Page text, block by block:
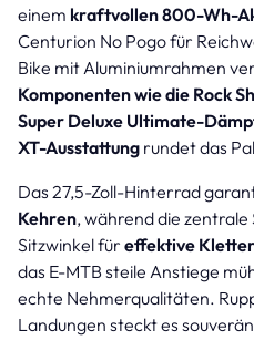
einem kraftvollen 800-Wh-
Centurion No Pogo für
Bike mit Aluminiumrahmen
Komponenten wie die Rock
Super Deluxe Ultimate-
XT-Ausstattung rundet das
Das 27,5-Zoll-Hinterrad
Kehren, während die
Sitzwinkel für effektive
das E-MTB steile Anstiege
echte Nehmerqualitäten.
Landungen steckt es